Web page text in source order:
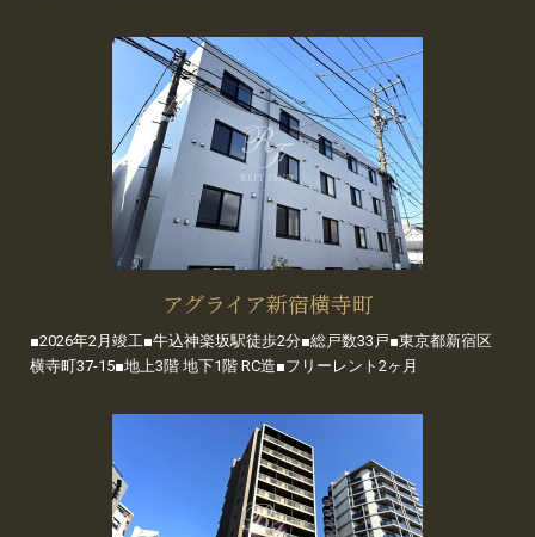
アグライア新宿横寺町
■2026年2月竣工■牛込神楽坂駅徒歩2分■総戸数33戸■東京都新宿区
横寺町37-15■地上3階 地下1階 RC造■フリーレント2ヶ月